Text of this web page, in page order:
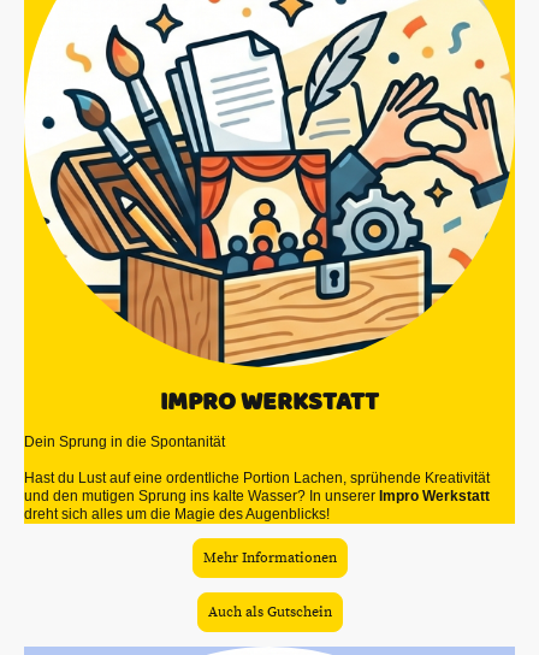
IMPRO WERKSTATT
Dein Sprung in die Spontanität
Hast du Lust auf eine ordentliche Portion Lachen, sprühende Kreativität
und den mutigen Sprung ins kalte Wasser? In unserer Impro Werkstatt
dreht sich alles um die Magie des Augenblicks!
Mehr Informationen
Auch als Gutschein